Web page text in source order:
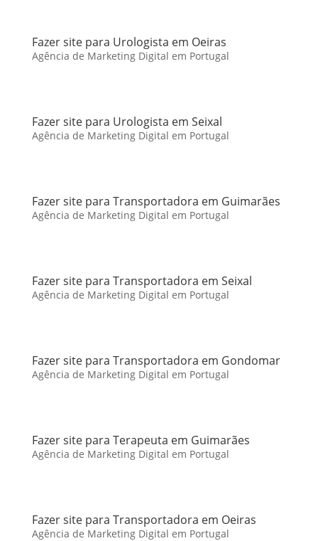
Fazer site para Urologista em Oeiras
Agência de Marketing Digital em Portugal
Fazer site para Urologista em Seixal
Agência de Marketing Digital em Portugal
Fazer site para Transportadora em Guimarães
Agência de Marketing Digital em Portugal
Fazer site para Transportadora em Seixal
Agência de Marketing Digital em Portugal
Fazer site para Transportadora em Gondomar
Agência de Marketing Digital em Portugal
Fazer site para Terapeuta em Guimarães
Agência de Marketing Digital em Portugal
Fazer site para Transportadora em Oeiras
Agência de Marketing Digital em Portugal